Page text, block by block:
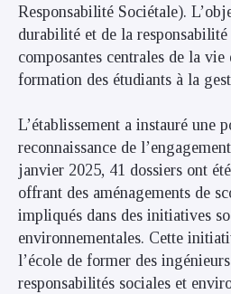
Responsabilité Sociétale).
durabilité et de la responsabilité
composantes centrales de la vie
formation des étudiants à la
L’établissement a instauré une
reconnaissance de
janvier 2025, 41 dossiers ont
offrant des aménagements de
impliqués dans des initiatives
environnementales. Cette
l’école de former des
responsabilités sociales et